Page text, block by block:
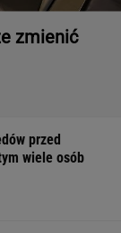
zmienić
przed
wiele osób